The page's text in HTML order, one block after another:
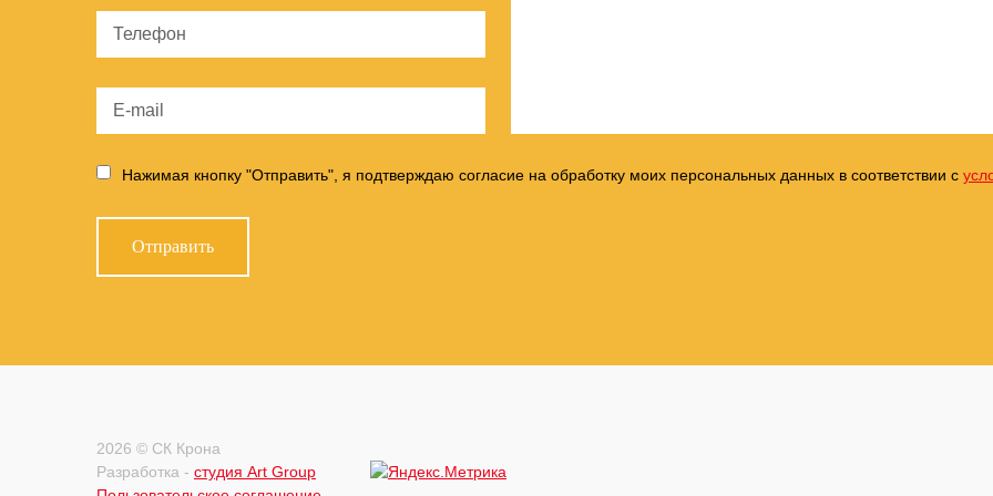
Нажимая кнопку "Отправить", я подтверждаю согласие на обработку моих персональных данных в соответствии с
2026 © СК Крона
Разработка - студия Art Group